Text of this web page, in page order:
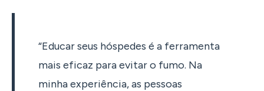
“Educar seus hóspedes é a ferramenta
mais eficaz para evitar o fumo. Na
minha experiência, as pessoas